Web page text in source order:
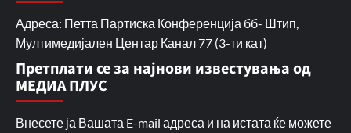
Адреса: Петта Партиска Конференција бб- Штип,
Мултимедијален Центар Канал 77 (3-ти кат)
Претплати се за најнови известувања од
МЕДИА ПЛУС
Внесете ја Вашата E-mail адреса и на истата ќе можете